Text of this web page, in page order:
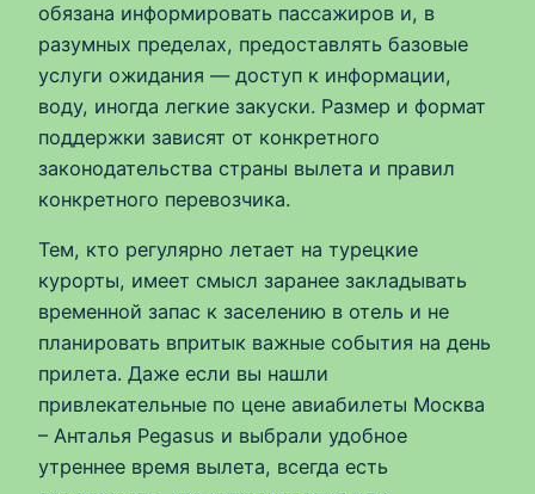
обязана информировать пассажиров и, в
разумных пределах, предоставлять базовые
услуги ожидания — доступ к информации,
воду, иногда легкие закуски. Размер и формат
поддержки зависят от конкретного
законодательства страны вылета и правил
конкретного перевозчика.
Тем, кто регулярно летает на турецкие
курорты, имеет смысл заранее закладывать
временной запас к заселению в отель и не
планировать впритык важные события на день
прилета. Даже если вы нашли
привлекательные по цене авиабилеты Москва
– Анталья Pegasus и выбрали удобное
утреннее время вылета, всегда есть